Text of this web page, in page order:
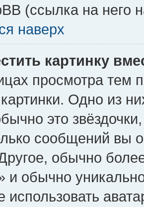
(ссылка на него
наверх
картинку
просмотра тем
Одно из
это
сообщений вы
обычно
и обычно
использовать